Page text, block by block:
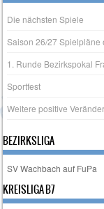
Die nächsten Spiele
Saison 26/27 Spielpläne
1. Runde Bezirkspokal
Sportfest
Weitere positive
BEZIRKSLIGA
SV Wachbach auf FuPa
KREISLIGA B7